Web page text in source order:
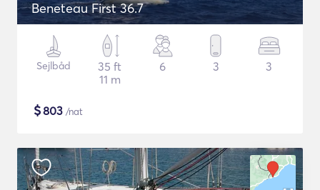
Beneteau First 36.7
Sejlbåd
35 ft
11 m
6 3 3
$803 /nat